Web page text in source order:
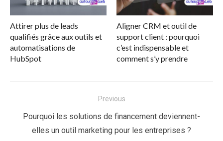
Attirer plus de leads
qualifiés grâce aux outils et
automatisations de
HubSpot
Aligner CRM et outil de
support client : pourquoi
c’est indispensable et
comment s’y prendre
l’article
Previous
Previous
Pourquoi les solutions de financement deviennent-
elles un outil marketing pour les entreprises ?